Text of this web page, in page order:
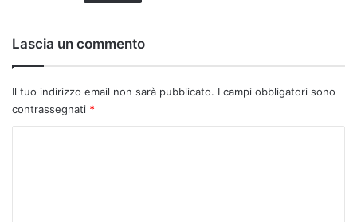
Lascia un commento
Il tuo indirizzo email non sarà pubblicato. I campi obbligatori sono
contrassegnati *